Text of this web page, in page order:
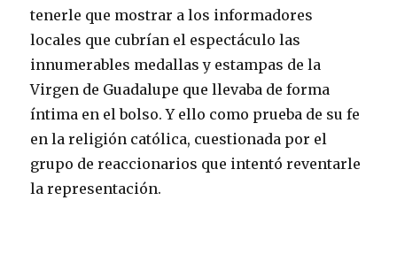
tenerle que mostrar a los informadores
locales que cubrían el espectáculo las
innumerables medallas y estampas de la
Virgen de Guadalupe que llevaba de forma
íntima en el bolso. Y ello como prueba de su fe
en la religión católica, cuestionada por el
grupo de reaccionarios que intentó reventarle
la representación.